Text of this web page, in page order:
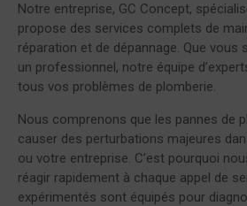
Notre entreprise, GC Concept,
propose des services complets de
réparation et de dépannage. Que vous
un professionnel, notre équipe
tous vos problèmes de plomberie.
Nous comprenons que les pannes de
causer des perturbations majeures
ou votre entreprise. C’est pourquoi
réagir rapidement à chaque appel de
expérimentés sont équipés pour